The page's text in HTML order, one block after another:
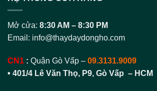
Mở cửa: 8:30 AM – 8:30 PM
Email: info@thaydaydongho.com
CN1 : Quận Gò Vấp – 09.3131.9009
• 401/4 Lê Văn Thọ, P9, Gò Vấp – HCM